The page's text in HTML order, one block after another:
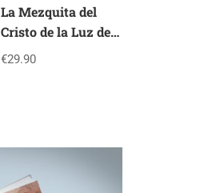
MANAGER en
patrimonio cultural
La Mezquita del
Cristo de la Luz de
Toledo
€29.90